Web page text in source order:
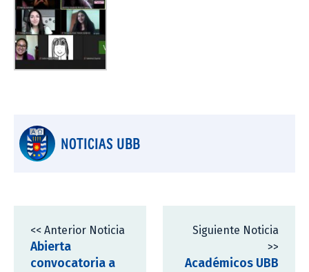
NOTICIAS UBB
<< Anterior Noticia
Abierta
convocatoria a
Siguiente Noticia
>>
Académicos UBB